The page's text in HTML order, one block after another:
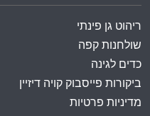
ריהוט גן פינתי
שולחנות קפה
כדים לגינה
ביקורות פייסבוק קויה דיזיין
מדיניות פרטיות